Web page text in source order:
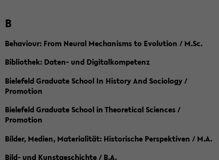
B
Behaviour: From Neural Mechanisms to Evolution / M.Sc.
Bibliothek: Daten- und Digitalkompetenz
Bielefeld Graduate School In History And Sociology /
Promotion
Bielefeld Graduate School in Theoretical Sciences /
Promotion
Bilder, Medien, Materialität: Historische Perspektiven / M.A.
Bild- und Kunstgeschichte / B.A.